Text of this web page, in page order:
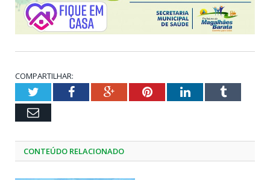
COMPARTILHAR:
TwitterFacebookGoogle+PinterestLinkedInTumblr
Email
CONTEÚDO RELACIONADO